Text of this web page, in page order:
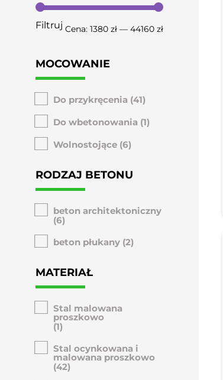
Filtruj Cena: 1380 zł — 44160 zł
MOCOWANIE
Do przykręcenia (41)
Do wbetonowania (1)
Wolnostojące (6)
RODZAJ BETONU
beton architektoniczny
(6)
beton płukany (2)
MATERIAŁ
Stal malowana
proszkowo
(1)
Stal ocynkowana i
malowana proszkowo
(42)